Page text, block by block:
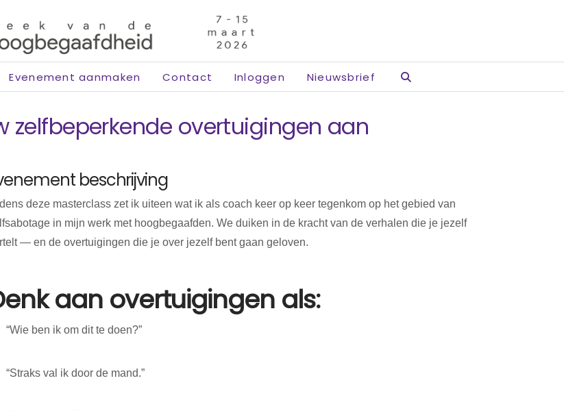
Evenement aanmaken Contact Inloggen Nieuwsbrief
zelfbeperkende overtuigingen aan
beschrijving
deze masterclass zet ik uiteen wat ik als coach keer op keer tegenkom op het gebied van
in mijn werk met hoogbegaafden. We duiken in de kracht van de verhalen die je jezelf
— en de overtuigingen die je over jezelf bent gaan geloven.
aan overtuigingen als:
“Wie ben ik om dit te doen?”
“Straks val ik door de mand.”